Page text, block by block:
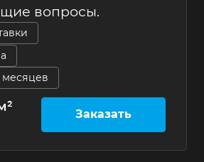
вопросы.
месяцев
Заказать